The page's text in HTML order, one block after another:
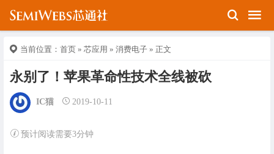
当前位置： 首页 » 芯应用 » 消费电子 » 正文
永别了！苹果革命性技术全线被砍
IC猫 2019-10-11
预计阅读需要3分钟